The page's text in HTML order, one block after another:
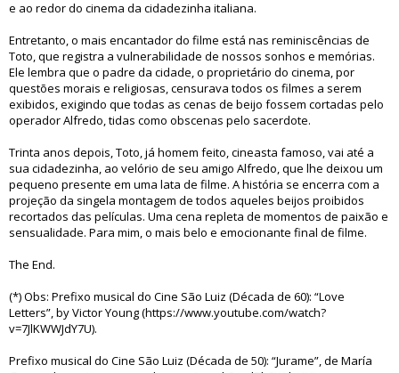
e ao redor do cinema da cidadezinha italiana.
Entretanto, o mais encantador do filme está nas reminiscências de
Toto, que registra a vulnerabilidade de nossos sonhos e memórias.
Ele lembra que o padre da cidade, o proprietário do cinema, por
questões morais e religiosas, censurava todos os filmes a serem
exibidos, exigindo que todas as cenas de beijo fossem cortadas pelo
operador Alfredo, tidas como obscenas pelo sacerdote.
Trinta anos depois, Toto, já homem feito, cineasta famoso, vai até a
sua cidadezinha, ao velório de seu amigo Alfredo, que lhe deixou um
pequeno presente em uma lata de filme. A história se encerra com a
projeção da singela montagem de todos aqueles beijos proibidos
recortados das películas. Uma cena repleta de momentos de paixão e
sensualidade. Para mim, o mais belo e emocionante final de filme.
The End.
(*) Obs: Prefixo musical do Cine São Luiz (Década de 60): “Love
Letters”, by Victor Young (https://www.youtube.com/watch?
v=7JlKWWJdY7U).
Prefixo musical do Cine São Luiz (Década de 50): “Jurame”, de María